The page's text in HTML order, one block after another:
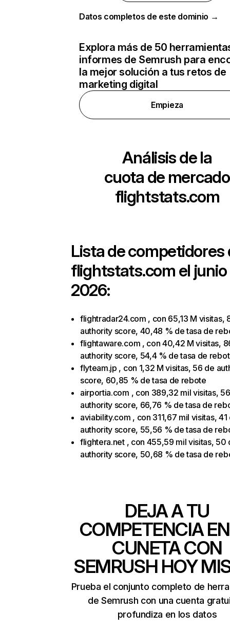
Datos completos de este dominio →
Explora más de 50
informes de Semrush para
la mejor solución a tus retos de
marketing digital
Empieza
Análisis de la
cuota de mercado
flightstats.com
Lista de competidores
flightstats.com el
2026:
flightradar24.com , con 65,13 M visitas,
authority score, 40,48 % de tasa de
flightaware.com , con 40,42 M visitas,
authority score, 54,4 % de tasa de
flyteam.jp , con 1,32 M visitas, 56 de
score, 60,85 % de tasa de rebote
airportia.com , con 389,32 mil visitas,
authority score, 66,76 % de tasa de
aviability.com , con 311,67 mil visitas, 41
authority score, 55,56 % de tasa de
flightera.net , con 455,59 mil visitas, 50
authority score, 50,68 % de tasa de
DEJA A TU
COMPETENCIA
CUNETA CON
SEMRUSH HOY
Prueba el conjunto completo de
de Semrush con una cuenta
profundiza en los datos